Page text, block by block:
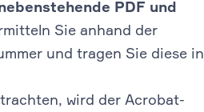
PDF und
Sie anhand der
und tragen Sie diese in
wird der Acrobat-